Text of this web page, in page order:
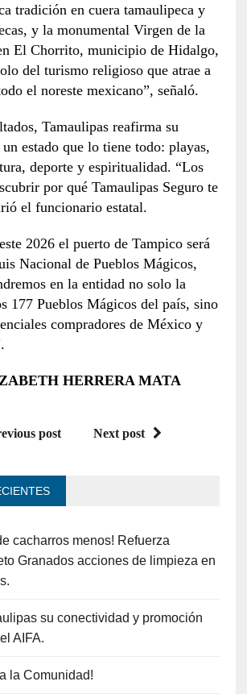
tradición en cuera tamaulipeca y
y la monumental Virgen de la
El Chorrito, municipio de Hidalgo,
del turismo religioso que atrae a
el noreste mexicano”, señaló.
Tamaulipas reafirma su
estado que lo tiene todo: playas,
deporte y espiritualidad. “Los
por qué Tamaulipas Seguro te
el funcionario estatal.
2026 el puerto de Tampico será
Nacional de Pueblos Mágicos,
en la entidad no solo la
177 Pueblos Mágicos del país, sino
compradores de México y
HERRERA MATA
post Next post
cacharros menos! Refuerza
Granados acciones de limpieza en
su conectividad y promoción
AIFA.
la Comunidad!